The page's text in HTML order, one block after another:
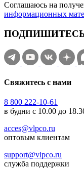
Соглашаюсь на
информационных
Свяжитесь с нами
8 800 222-10-61
в будни с 10.00 до
acces@vlpco.ru
оптовым клиентам
support@vlpco.ru
служба поддержки